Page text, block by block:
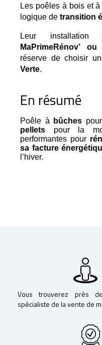
Les poêles à bois et
logique de transition
Leur
MaPrimeRénov’
réserve de choisir
Verte.
En résumé
Poêle à bûches
pellets pour la
performantes pour
sa facture
l’hiver.
Vous trouverez près
spécialiste de la vente de